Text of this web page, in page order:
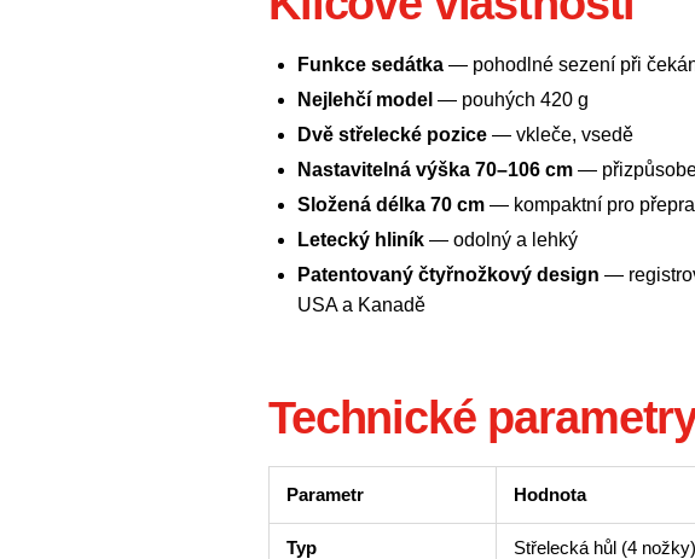
Funkce sedátka — pohodlné sezení při
Nejlehčí model — pouhých 420 g
Dvě střelecké pozice — vkleče, vsedě
Nastavitelná výška 70–106 cm —
Složená délka 70 cm — kompaktní pro
Letecký hliník — odolný a lehký
Patentovaný čtyřnožkový design —
USA a Kanadě
Technické
Parametr Hodnota
Typ Střelecká hůl (4